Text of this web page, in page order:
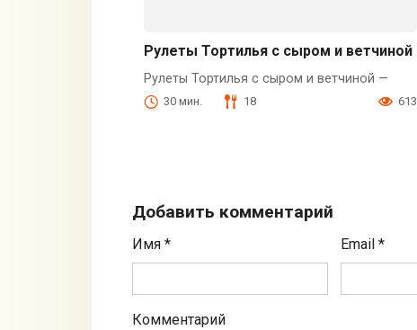
Рулеты Тортилья с сыром и ветчиной
Рулеты Тортилья с сыром и ветчиной —
30 мин. 18 613
Добавить комментарий
Имя * Email*
Комментарий